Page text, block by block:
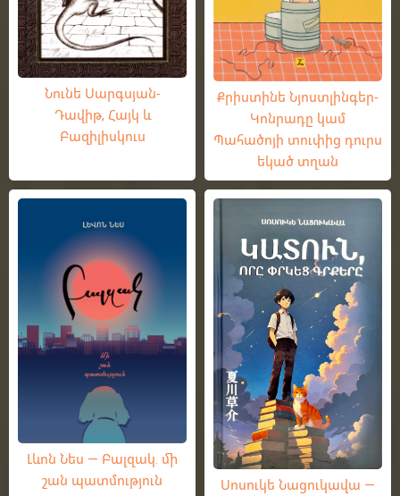
Նունե Սարգսյան-
Դավիթ, Հայկ և
Բազիլիսկուս
Քրիստինե Նյոստլինգեր-
Կոնրադը կամ
Պահածոյի տուփից դուրս
եկած տղան
Լևոն Նես — Բալզակ. մի
շան պատմություն
Սոսուկե Նացուկավա —